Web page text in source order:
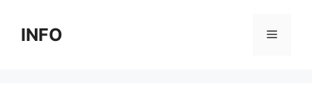
contentINFO Menu